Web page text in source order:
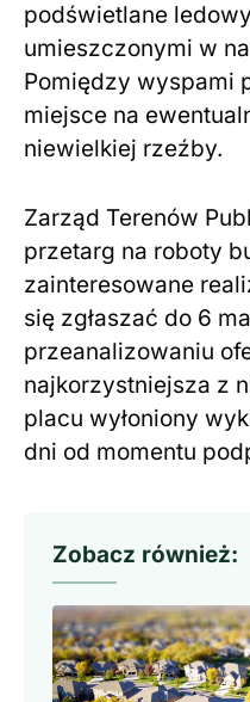
podświetlane
umieszczonymi w
Pomiędzy wyspami
miejsce na
niewielkiej rzeźby.
Zarząd Terenów
przetarg na roboty
zainteresowane
się zgłaszać do 6
przeanalizowaniu
najkorzystniejsza z
placu wyłoniony
dni od momentu
Zobacz również: